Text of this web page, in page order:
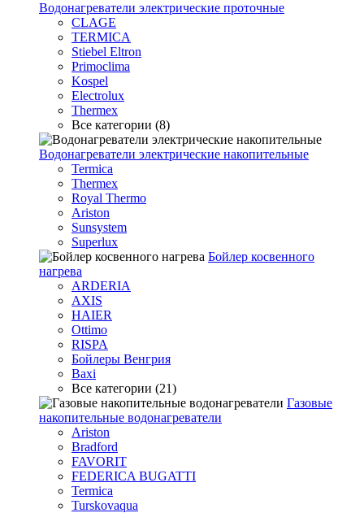
Водонагреватeли электрические проточные
CLAGE
TERMICA
Stiebel Eltron
Primoclima
Kospel
Electrolux
Thermex
Все категории (8)
Водонагреватели электрические накопительные
Termica
Thermex
Royal Thermo
Ariston
Sunsystem
Superlux
Бойлер косвенного
нагрева
ARDERIA
AXIS
HAIER
Ottimo
RISPA
Бойлеры Венгрия
Baxi
Все категории (21)
Газовые
накопительные водонагреватели
Ariston
Bradford
FAVORIT
FEDERICA BUGATTI
Termica
Turskovaqua